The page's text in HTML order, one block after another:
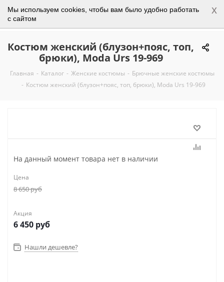
Мы используем cookies, чтобы вам было удобно работать
с сайтом
x
0
Костюм женский (блузон+пояс, топ,
брюки), Moda Urs 19-969
Главная - Каталог - Женские костюмы - Брючные женские костюмы
- Костюм женский (блузон+пояс, топ, брюки), Moda Urs 19-969
На данный момент товара нет в наличии
Цена
8 650руб
Акция
6 450 руб
Нашли дешевле?